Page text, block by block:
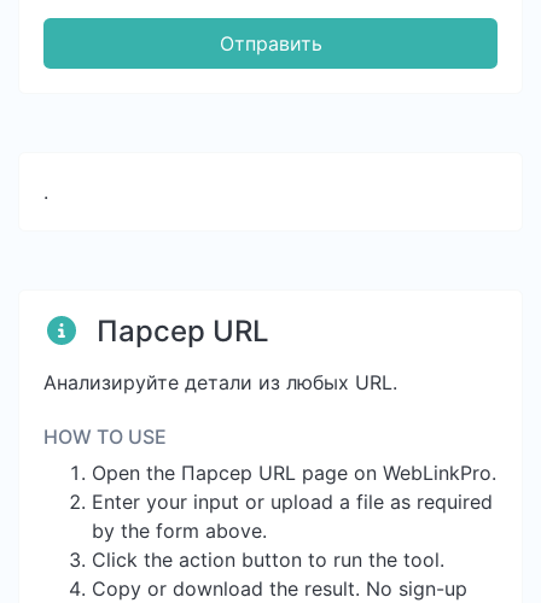
Отправить
.
Парсер URL
Анализируйте детали из любых URL.
HOW TO USE
Open the Парсер URL page on WebLinkPro.
Enter your input or upload a file as required
by the form above.
Click the action button to run the tool.
Copy or download the result. No sign-up